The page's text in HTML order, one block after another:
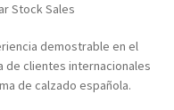
Stock Sales
demostrable en el
de clientes internacionales
de calzado española.